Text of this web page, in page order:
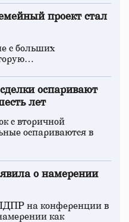
проект стал
с больших
оспаривают
лет
с вторичной
оспариваются в
о намерении
на конференции в
как